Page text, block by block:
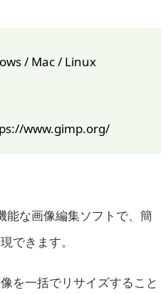
/ Mac / Linux
www.gimp.org/
能な画像編集ソフトで、簡
できます。
を一括でリサイズすること